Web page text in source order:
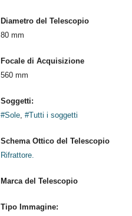
Diametro del Telescopio
80 mm
Focale di Acquisizione
560 mm
Soggetti:
#Sole, #Tutti i soggetti
Schema Ottico del Telescopio
Rifrattore.
Marca del Telescopio
Tipo Immagine: